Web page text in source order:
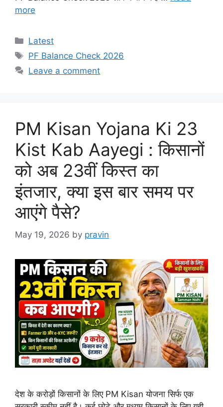
more
Categories
Latest
Tags
PF Balance Check 2026
Leave a comment
PM Kisan Yojana Ki 23
Kist Kab Aayegi : किसानों
को अब 23वीं किस्त का
इंतजार, क्या इस बार समय पर
आएंगे पैसे?
May 19, 2026 by pravin
देश के करोड़ों किसानों के लिए PM Kisan योजना सिर्फ एक